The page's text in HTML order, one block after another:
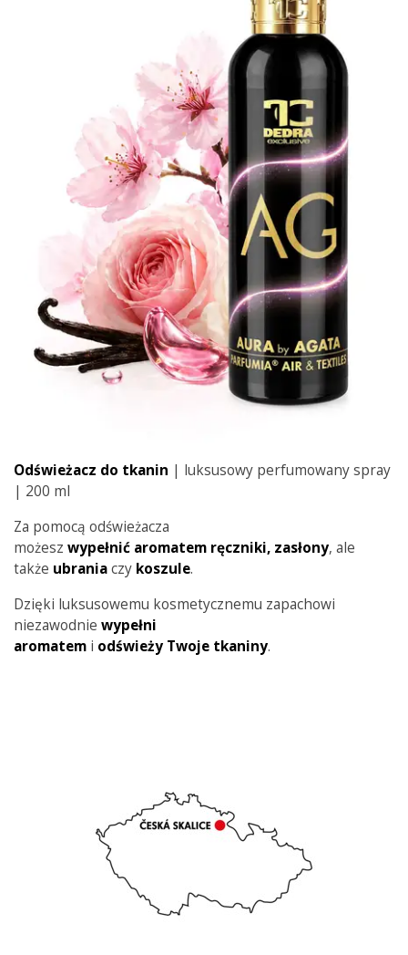
Odświeżacz do tkanin | luksusowy perfumowany spray
| 200 ml
Za pomocą odświeżacza
możesz wypełnić aromatem ręczniki, zasłony, ale
także ubraniaczy koszule.
Dzięki luksusowemu kosmetycznemu zapachowi
niezawodnie wypełni
aromatem i odświeży Twoje tkaniny.